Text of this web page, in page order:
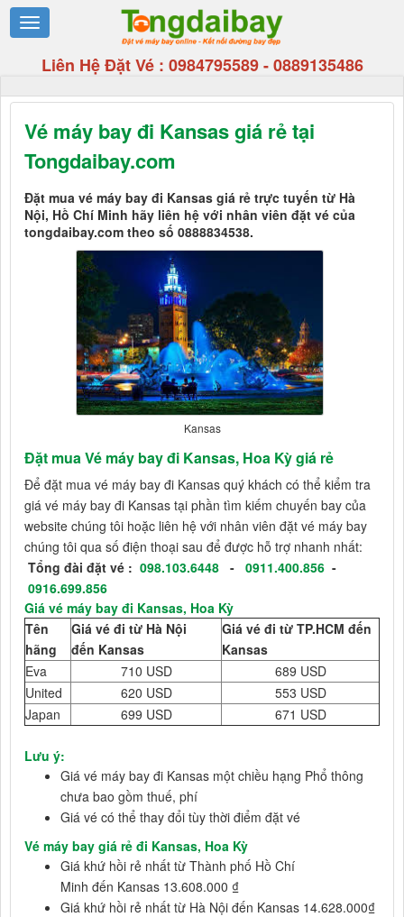
Liên Hệ Đặt Vé : 0984795589-0889135486
Vé máy bay đi Kansas giá rẻ tại
Tongdaibay.com
Đặt mua vé máy bay đi Kansas giá rẻ trực tuyến từ Hà
Nội, Hồ Chí Minh hãy liên hệ với nhân viên đặt vé của
tongdaibay.com theo số 0888834538.
Kansas
Đặt mua Vé máy bay đi Kansas, Hoa Kỳ giá rẻ
Để đặt mua vé máy bay đi Kansas quý khách có thể kiểm tra
giá vé máy bay đi Kansas tại phần tìm kiếm chuyến bay của
website chúng tôi hoặc liên hệ với nhân viên đặt vé máy bay
chúng tôi qua số điện thoại sau để được hỗ trợ nhanh nhất:
Tổng đài đặt vé : 098.103.6448 - 0911.400.856 -
0916.699.856
Giá vé máy bay đi Kansas, Hoa Kỳ
Tên
hãng
Giá vé đi từ Hà Nội
đến Kansas
Giá vé đi từ TP.HCM đến
Kansas
Eva
710 USD
689 USD
United
620 USD
553 USD
Japan
699 USD 671 USD
Lưu ý:
Giá vé máy bay đi Kansas một chiều hạng Phổ thông
chưa bao gồm thuế, phí
Giá vé có thể thay đổi tùy thời điểm đặt vé
Vé máy bay giá rẻ đi Kansas, Hoa Kỳ
Giá khứ hồi rẻ nhất từ Thành phố Hồ Chí
Minh đến Kansas 13.608.000 ₫
Giá khứ hồi rẻ nhất từ Hà Nội đến Kansas 14.628.000₫